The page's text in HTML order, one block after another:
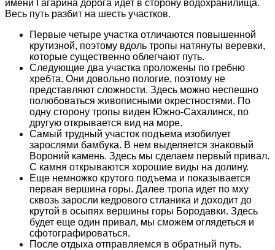
имени Гагарина дорога идет в сторону водохранилища.
Весь путь разбит на шесть участков.
Первые четыре участка отличаются повышенной
крутизной, поэтому вдоль тропы натянуты веревки,
которые существенно облегчают путь.
Следующие два участка проложены по гребню
хребта. Они довольно пологие, поэтому не
представляют сложности. Здесь можно неспешно
полюбоваться живописными окрестностями. По
одну сторону тропы виден Южно-Сахалинск, по
другую открывается вид на море.
Самый трудный участок подъема изобилует
зарослями бамбука. В нем выделяется знаковый
Вороний камень. Здесь мы сделаем первый привал.
С камня открываются хорошие виды на долину.
Еще немножко крутого подъема и показывается
первая вершина горы. Далее тропа идет по мху
сквозь заросли кедрового стланика и доходит до
крутой в осыпях вершины горы Бородавки. Здесь
будет еще один привал, мы сможем оглядеться и
сфотографироваться.
После отдыха отправляемся в обратный путь.